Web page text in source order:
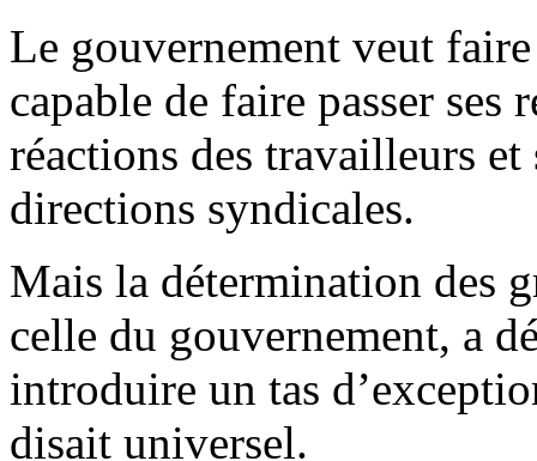
Le gouvernement veut
capable de faire passer ses
réactions des travailleurs et
directions syndicales.
Mais la détermination des
celle du gouvernement, a
introduire un tas
disait universel.